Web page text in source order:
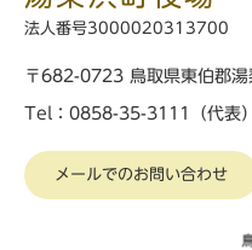
法人番号3000020313700
〒682-0723 鳥取県東伯郡湯
Tel：0858-35-3111（代
メールでのお問い合わせ